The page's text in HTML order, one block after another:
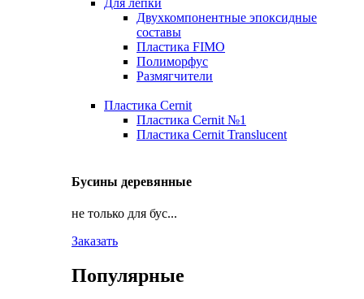
Для лепки
Двухкомпонентные эпоксидные
составы
Пластика FIMO
Полиморфус
Размягчители
Пластика Cernit
Пластика Cernit №1
Пластика Cernit Translucent
Бусины деревянные
не только для бус...
Заказать
Популярные